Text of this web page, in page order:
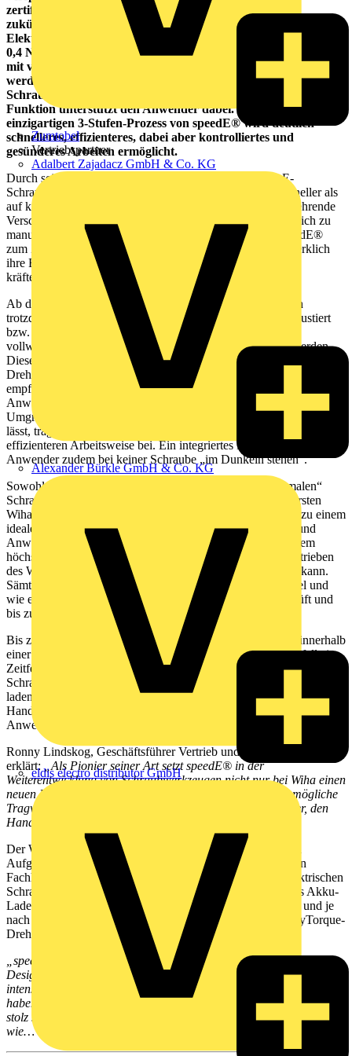
Zumtobel
Vertriebspartner
Adalbert Zajadacz GmbH & Co. KG
Alexander Bürkle GmbH & Co. KG
eldis electro distributor GmbH
zertifizierte E-Schraubendreher von Wiha Anwendern
zukünftig eine Verdoppelung ihrer Arbeitsgeschwindigkeit. Ein
Elektromotor unterstützt das Eindrehen von Schrauben bis zu
0,4 Nm, um so den Materialschutz sicherzustellen. Manuell und
mit vollem Gefühl kann die Schraube anschließend fixiert
werden, genau wie bei einem herkömmlichen
Schraubendreher. Eine innovative, elektrische Ratschen-
Funktion unterstützt den Anwender dabei. Mit dem weltweit
einzigartigen 3-Stufen-Prozess von speedE® wird deutlich
schnelleres, effizienteres, dabei aber kontrolliertes und
gesünderes Arbeiten ermöglicht.
Durch seinen elektrischen Antrieb übernimmt der Wiha E-
Schraubendreher mit „speed“ temporeich und deutlich schneller als
auf konventionellem Wege das zeitaufwendige und kräftezehrende
Verschrauben. Mindestens doppelt so schnell wie im Vergleich zu
manuellen Schraubvorgängen kommen Anwender mit speedE®
zum Ziel und verbessern auf komfortable Art und Weise merklich
ihre Effizienz im täglichen Arbeitsablauf. Dazu wird
kräfteschonenderes, gesünderes Arbeiten ermöglicht.
Ab der integrierten Materialschutzfunktion bei 0,4 Nm kann
trotzdem manuell und mit vollem Gefühl bis zu 8 Nm nachjustiert
bzw. festgedreht werden. So kann der speedE® auch als
vollwertiger, VDE geprüfter Schraubendreher verwendet werden.
Diese bewusst feinjustierte Kraftübertragung und
Drehmomentkontrolle im elektrischen Modus stellt besonders bei
empfindlichen Schraubvorgängen einen besonderen Vorteil für
Anwender dar. Die elektrische Ratschen-Funktion, die ständiges
Umgreifen beim manuellen Schrauben der Vergangenheit angehören
lässt, trägt zusätzlich zu einer gesundheitsschonenderen und
effizienteren Arbeitsweise bei. Ein integriertes LED-Licht lässt den
Anwender zudem bei keiner Schraube „im Dunkeln stehen“.
Sowohl seine Größe als auch sein Gewicht sind mit „normalen“
Schraubendrehern vergleichbar. Dies macht den weltweit ersten
Wiha E-Schraubendreher in seiner kompakten, leichten Art zu einem
idealen mobilen Begleiter in unterschiedlichsten Branchen und
Anwendungsbereichen. Anwendern wird mit speedE® zudem
höchste Flexibilität ermöglicht, da mit allen verfügbaren Abtrieben
des Wiha slimBit-Programms elektrisch geschraubt werden kann.
Sämtliche Wiha VDE slimBits sind mit speedE® kompatibel und
wie er selbst bei 10.000 V AC getestet, zu 100% stückgeprüft und
bis zu 1.000 V AC zugelassen.
Bis zu 800 elektrische Verschraubungen sind mit speedE® innerhalb
einer Akkuladung möglich. Dies bietet Anwendern im Idealfall ein
Zeitfenster über mehrere Tage, in welchem mit dem Wiha E-
Schraubendreher gearbeitet werden kann, ohne die Akkus erneut
laden zu müssen. Wiederaufladbare Standard-Akkus im Inneren des
Handgriffs vermeiden hohe Nachkaufkosten, was die
Anwenderfreundlichkeit von speedE® zusätzlich unterstreicht.
Ronny Lindskog, Geschäftsführer Vertrieb und Marketing von Wiha
erklärt:„Als Pionier seiner Art setzt speedE® in der
Weiterentwicklung von Schraubwerkzeugen nicht nur bei Wiha einen
neuen Meilenstein. speedE® ist eine Klasse für sich. Die mögliche
Tragweite und das Potenzial dieser Erfindung für Anwender, den
Handel und die gesamte Branche ist riesen groß“
Der Wiha speedE®
wird Anwendern je nach Anspruch und
Aufgabenschwerpunkt in drei Starter-Set-Varianten über den
Fachhandel angeboten. Darin enthalten sind neben dem elektrischen
Schraubendreher zwei Akkus, ein dazu passendes, portables Akku-
Ladegerät, eine stabile Sortimo L-BOXX für den Transport und je
nach Variante eine entsprechende slimBit-Auswahl und easyTorque-
Drehmomentadapter.
„speedE® vereint höchste Maßstäbe an Qualität, Robustheit,
Design, Ergonomie und Funktionalität. Viele Praxiseinsätze, eine
intensive Entwicklungsphase und mehrere Anwenderbefragungen
haben uns am Ende zu einem Durchbruch geführt, auf den wir sehr
stolz sind. speedE® kann nun die Welt erobern, er ist bereit - und
wie…“,